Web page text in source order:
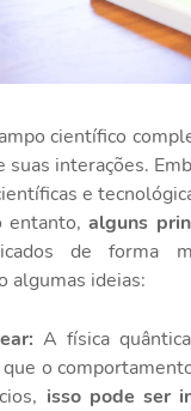
científico
suas interações.
e
entanto,alguns
de forma
algumas ideias:
A física
o
isso pode ser